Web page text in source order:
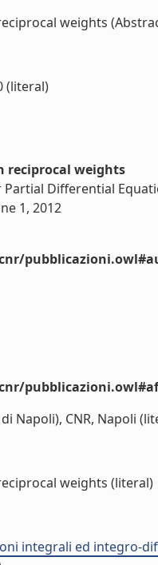
weights
(literal)
reciprocal weights
Differential
1, 2012
Napoli), CNR, Napoli
weights (literal)
integrali ed integro-